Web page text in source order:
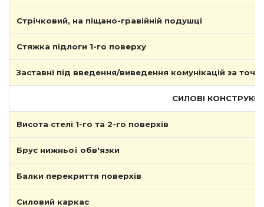
Стрічковий, на піщано-гравійній подушці
Стяжка підлоги 1-го поверху
Заставні під введення/виведення комунікацій за
СИЛОВІ
Висота стелі 1-го та 2-го поверхів
Брус нижньої обв'язки
Балки перекриття поверхів
Силовий каркас